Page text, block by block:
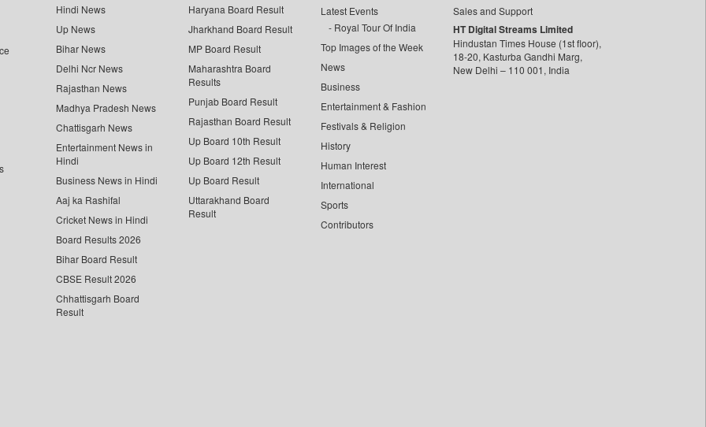
Hindi News
Up News
Bihar News
Delhi Ncr News
Rajasthan News
Madhya Pradesh News
Chattisgarh News
Entertainment News in
Hindi
Business News in Hindi
Aaj ka Rashifal
Cricket News in Hindi
Board Results 2026
Bihar Board Result
CBSE Result 2026
Chhattisgarh Board
Result
Haryana Board Result
Jharkhand Board Result
MP Board Result
Maharashtra Board
Results
Punjab Board Result
Rajasthan Board Result
Up Board 10th Result
Up Board 12th Result
Up Board Result
Uttarakhand Board
Result
Latest Events
Royal Tour Of India
Top Images of the Week
News
Business
Entertainment & Fashion
Festivals & Religion
History
Human Interest
International
Sports
Contributors
Sales and Support
HT Digital Streams Limited
Hindustan Times House (1st floor),
18-20, Kasturba Gandhi Marg,
New Delhi – 110 001, India